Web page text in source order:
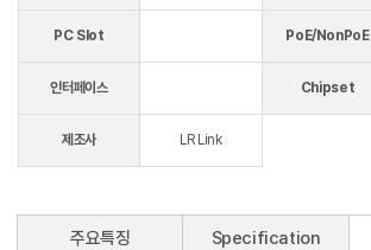
PC Slot PoE/NonPoE
인터페이스 Chipset
제조사 LR Link
주요특징 Specification